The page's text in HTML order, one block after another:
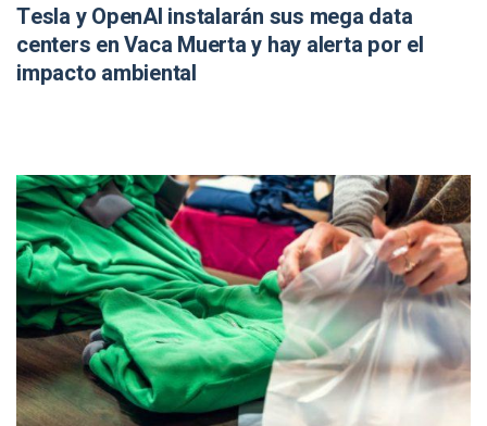
Tesla y OpenAI instalarán sus mega data
centers en Vaca Muerta y hay alerta por el
impacto ambiental